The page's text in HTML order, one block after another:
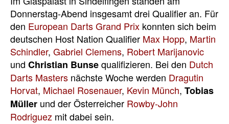
Donnerstag-Abend insgesamt drei Qualifier an. Für
den European Darts Grand Prix konnten sich beim
deutschen Host Nation Qualifier Max Hopp, Martin
Schindler, Gabriel Clemens, Robert Marijanovic
und Christian Bunsequalifizieren. Bei den Dutch
Darts Masters nächste Woche werden Dragutin
Horvat, Michael Rosenauer, Kevin Münch, Tobias
Müller und der Österreicher Rowby-John
Rodriguez mit dabei sein.